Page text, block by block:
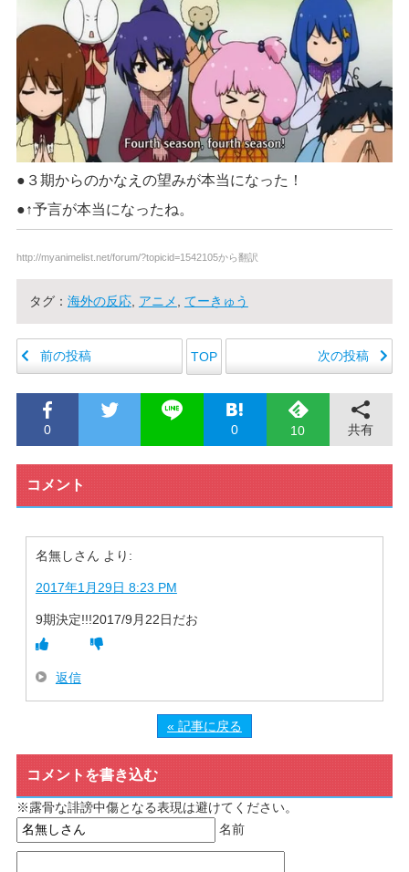
●３期からのかなえの望みが本当になった！
●↑予言が本当になったね。
http://myanimelist.net/forum/?topicid=1542105から翻訳
タグ： 海外の反応, アニメ てーきゅう
前の投稿 TOP 次の投稿
0 0 10 共有
コメント
名無しさん より:
2017年1月29日 8:23 PM
9期決定!!!2017/9月22日だお
返信
« 記事に戻る
コメントを書き込む
※露骨な誹謗中傷となる表現は避けてください。
名前